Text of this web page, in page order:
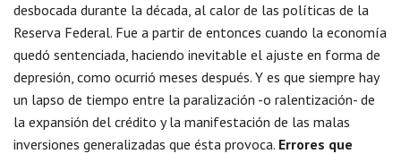
desbocada durante la década, al calor de las políticas de la
Reserva Federal. Fue a partir de entonces cuando la economía
quedó sentenciada, haciendo inevitable el ajuste en forma de
depresión, como ocurrió meses después. Y es que siempre hay
un lapso de tiempo entre la paralización -o ralentización- de
la expansión del crédito y la manifestación de las malas
inversiones generalizadas que ésta provoca. Errores que